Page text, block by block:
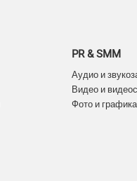
PR & SMM
Аудио и
Видео и
Фото и графика